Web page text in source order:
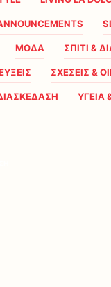
ΜΟΔΑ ΣΠΙΤΙ &
ΣΧΕΣΕΙΣ &
ΥΓΕΙΑ